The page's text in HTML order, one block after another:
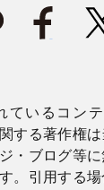
ているコン
する著作権
・ブログ等
。引用する